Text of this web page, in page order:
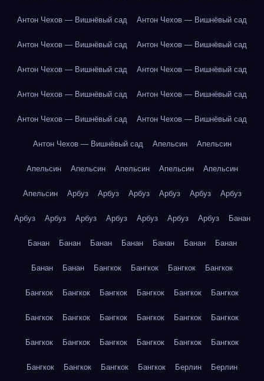
Антон Чехов — Вишнёвый сад Антон Чехов — Вишнёвый сад
Антон Чехов — Вишнёвый сад Антон Чехов — Вишнёвый сад
Антон Чехов — Вишнёвый сад Антон Чехов — Вишнёвый сад
Антон Чехов — Вишнёвый сад Антон Чехов — Вишнёвый сад
Антон Чехов — Вишнёвый сад Антон Чехов — Вишнёвый сад
Антон Чехов — Вишнёвый сад Апельсин Апельсин
Апельсин Апельсин Апельсин Апельсин Апельсин
Апельсин Арбуз Арбуз Арбуз Арбуз Арбуз Арбуз
Арбуз Арбуз Арбуз Арбуз Арбуз Арбуз Арбуз Банан
Банан Банан Банан Банан Банан Банан Банан
Банан Банан Бангкок Бангкок Бангкок Бангкок
Бангкок Бангкок Бангкок Бангкок Бангкок Бангкок
Бангкок Бангкок Бангкок Бангкок Бангкок Бангкок
Бангкок Бангкок Бангкок Бангкок Бангкок Бангкок
Бангкок Бангкок Бангкок Бангкок Берлин Берлин